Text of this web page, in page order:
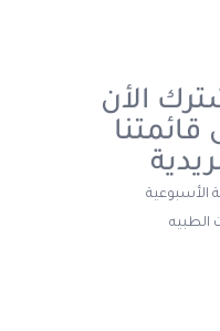
الأن
قائمتنا
الأسبوعية
الطبيه